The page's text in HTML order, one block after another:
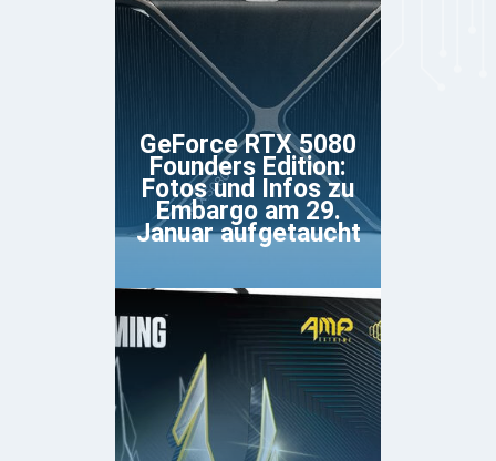
GeForce RTX 5080
Founders Edition:
Fotos und Infos zu
Embargo am 29.
Januar aufgetaucht